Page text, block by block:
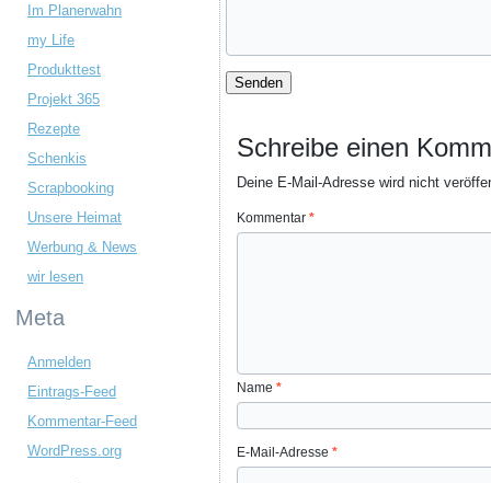
Im Planerwahn
my Life
Produkttest
Projekt 365
Rezepte
Schenkis
Scrapbooking
Unsere Heimat
Werbung & News
wir lesen
Meta
Anmelden
Eintrags-Feed
Kommentar-Feed
WordPress.org
Schreibe einen
Deine E-Mail-Adresse wird nicht
Kommentar *
Name *
E-Mail-Adresse *